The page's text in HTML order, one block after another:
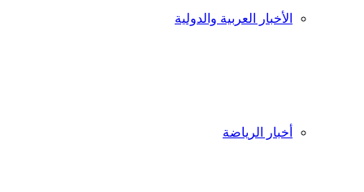
الأخبار العربية والدولية
أخبار الرياضة